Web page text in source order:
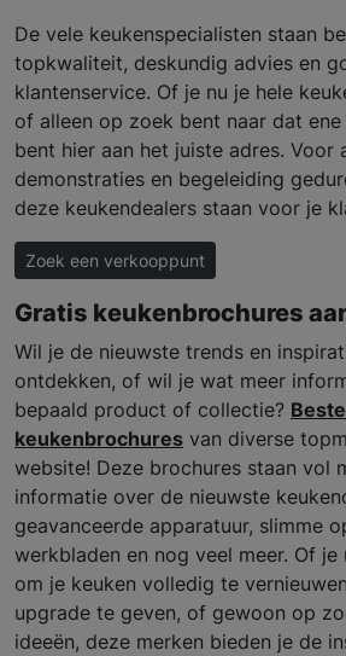
De vele keukenspecialisten staan
topkwaliteit, deskundig advies en
klantenservice. Of je nu je hele
of alleen op zoek bent naar dat
bent hier aan het juiste adres. Voor
demonstraties en begeleiding
deze keukendealers staan voor je
Zoek een verkooppunt
Gratis keukenbrochures
Wil je de nieuwste trends en
ontdekken, of wil je wat meer
bepaald product of collectie?
keukenbrochures van diverse
website! Deze brochures staan vol
informatie over de nieuwste
geavanceerde apparatuur, slimme
werkbladen en nog veel meer. Of je
om je keuken volledig te
upgrade te geven, of gewoon op
ideeën, deze merken bieden je de